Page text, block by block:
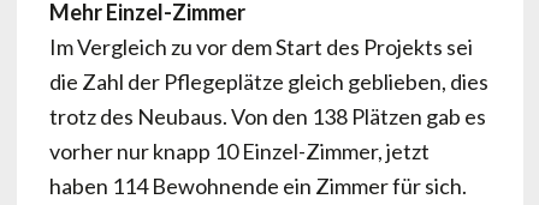
Mehr Einzel-Zimmer
Im Vergleich zu vor dem Start des Projekts sei
die Zahl der Pflegeplätze gleich geblieben, dies
trotz des Neubaus. Von den 138 Plätzen gab es
vorher nur knapp 10 Einzel-Zimmer, jetzt
haben 114 Bewohnende ein Zimmer für sich.